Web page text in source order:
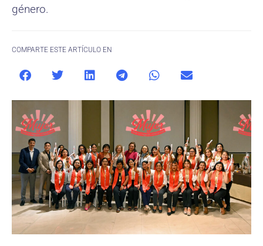
género.
COMPARTE ESTE ARTÍCULO EN